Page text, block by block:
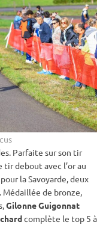
Parfaite sur son tir
tirdebout avec l’or au
la Savoyarde, deux
Médaillée de bronze,
Gilonne Guigonnat
complète le top 5 à